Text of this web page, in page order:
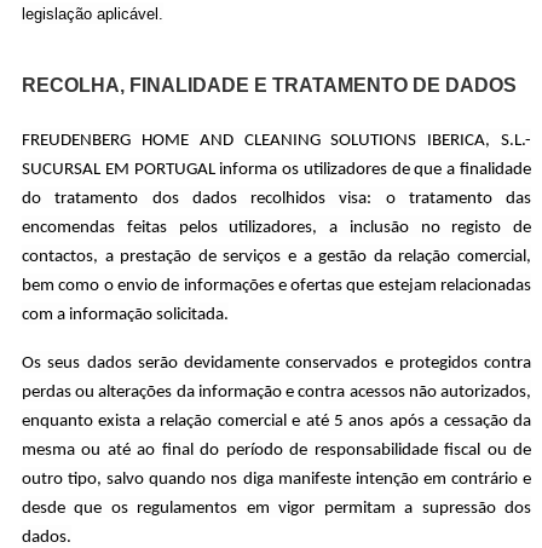
legislação aplicável.
RECOLHA, FINALIDADE E TRATAMENTO DE DADOS
FREUDENBERG HOME AND CLEANING SOLUTIONS IBERICA, S.L.-
SUCURSAL EM PORTUGAL informa os utilizadores de que a finalidade
do tratamento dos dados recolhidos visa: o tratamento das
encomendas feitas pelos utilizadores, a inclusão no registo de
contactos, a prestação de serviços e a gestão da relação comercial,
bem como o envio de informações e ofertas que estejam relacionadas
com a informação solicitada.
Os seus dados serão devidamente conservados e protegidos contra
perdas ou alterações da informação e contra acessos não autorizados,
enquanto exista a relação comercial e até 5 anos após a cessação da
mesma ou até ao final do período de responsabilidade fiscal ou de
outro tipo, salvo quando nos diga manifeste intenção em contrário e
desde que os regulamentos em vigor permitam a supressão dos
dados.